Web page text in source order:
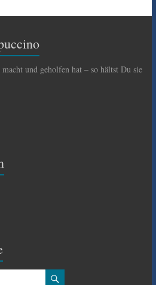
und geholfen hat – so hältst Du sie